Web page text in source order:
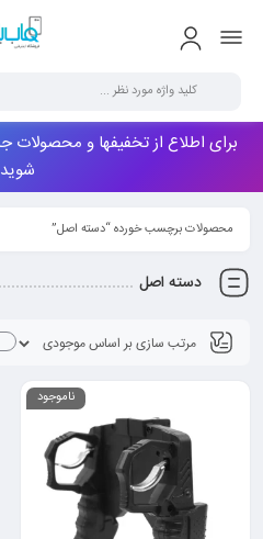
برای اطلاع از تخفیفها و محصولات
شوید
محصولات برچسب خورده “دسته اصل”
دسته اصل
ناموجود